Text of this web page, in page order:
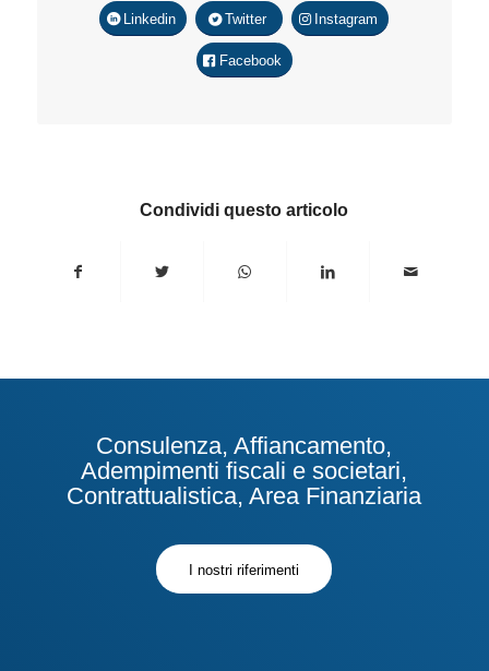
Linkedin Twitter Instagram
Facebook
Condividi questo articolo
Consulenza, Affiancamento,
Adempimenti fiscali e societari,
Contrattualistica, Area Finanziaria
I nostri riferimenti